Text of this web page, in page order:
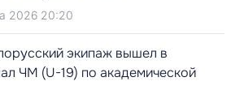
2026 20:20
экипаж вышел в
ЧМ (U-19) по академической